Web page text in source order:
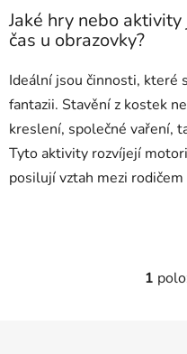
Jaké hry nebo
čas u obrazovky?
Ideální jsou činnosti, které
fantazii. Stavění z kostek
kreslení, společné vaření,
Tyto aktivity rozvíjejí
posilují vztah mezi
1